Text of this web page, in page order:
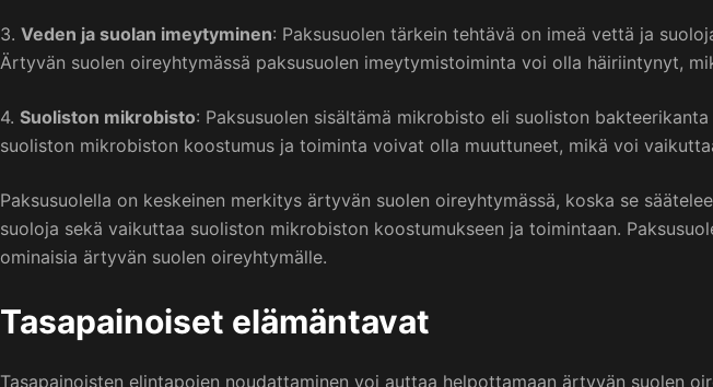
3. Veden ja suolan imeytyminen: Paksusuolen tärkein tehtävä on imeä vettä ja
Ärtyvän suolen oireyhtymässä paksusuolen imeytymistoiminta voi olla häiriintynyt,
4. Suoliston mikrobisto: Paksusuolen sisältämä mikrobisto eli suoliston
suoliston mikrobiston koostumus ja toiminta voivat olla muuttuneet, mikä voi
Paksusuolella on keskeinen merkitys ärtyvän suolen oireyhtymässä, koska se
suoloja sekä vaikuttaa suoliston mikrobiston koostumukseen ja toimintaan.
ominaisia ärtyvän suolen oireyhtymälle.
Tasapainoiset elämäntavat
Tasapainoisten elintapojen noudattaminen voi auttaa helpottamaan ärtyvän suolen